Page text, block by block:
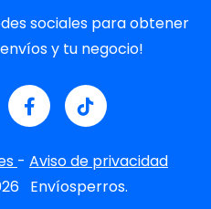
sociales para obtener
y tu negocio!
- Aviso de privacidad
Envíosperros.